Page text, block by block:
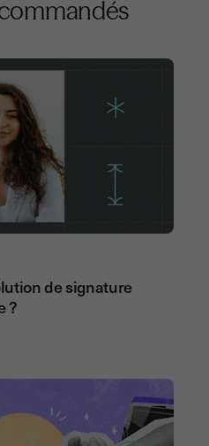
de signature
?